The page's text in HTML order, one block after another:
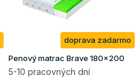
doprava zadarmo
Penový matrac Brave 180x200
5-10 pracovných dní